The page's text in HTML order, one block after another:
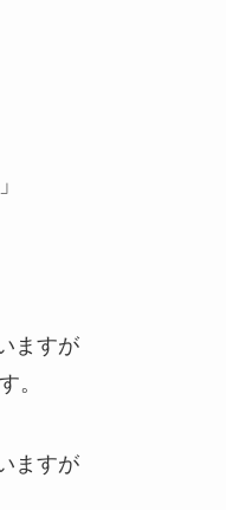
ますが
。
ますが